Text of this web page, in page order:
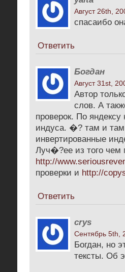
Август 26th,
спасаибо
Ответить
Богдан
Август 31st,
Автор
слов. А
проверок. По
индуса. �? там и там
инвертированные
Луч�?ее из того чем
http://
проверки и http://
Ответить
crys
Сентябрь 5th,
Богдан, но
тексты. Об